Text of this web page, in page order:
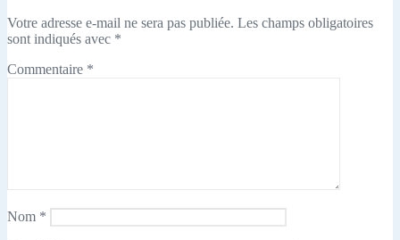
Votre adresse e-mail ne sera pas publiée. Les champs obligatoires
sont indiqués avec *
Commentaire *
Nom *